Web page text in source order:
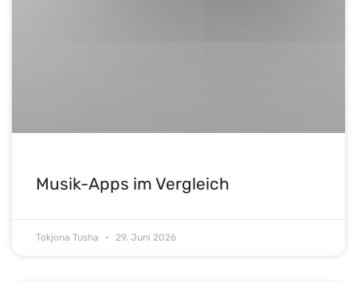
Musik-Apps im Vergleich
Tokjona Tusha 29. Juni 2026